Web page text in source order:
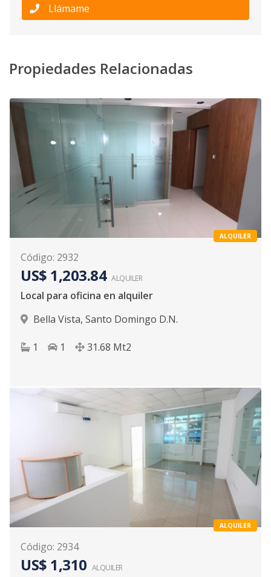
Llámame
Propiedades Relacionadas
ALQUILER
Código: 2932
US$ 1,203.84 ALQUILER
Local para oficina en alquiler
Bella Vista, Santo Domingo D.N.
1 1 31.68 Mt2
ALQUILER
Código: 2934
US$ 1,310 ALQUILER